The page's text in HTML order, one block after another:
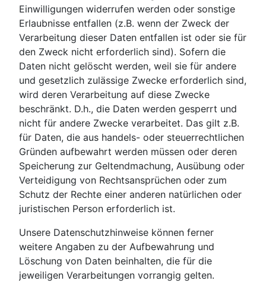
Einwilligungen widerrufen werden oder sonstige
Erlaubnisse entfallen (z.B. wenn der Zweck der
Verarbeitung dieser Daten entfallen ist oder sie für
den Zweck nicht erforderlich sind). Sofern die
Daten nicht gelöscht werden, weil sie für andere
und gesetzlich zulässige Zwecke erforderlich sind,
wird deren Verarbeitung auf diese Zwecke
beschränkt. D.h., die Daten werden gesperrt und
nicht für andere Zwecke verarbeitet. Das gilt z.B.
für Daten, die aus handels- oder steuerrechtlichen
Gründen aufbewahrt werden müssen oder deren
Speicherung zur Geltendmachung, Ausübung oder
Verteidigung von Rechtsansprüchen oder zum
Schutz der Rechte einer anderen natürlichen oder
juristischen Person erforderlich ist.
Unsere Datenschutzhinweise können ferner
weitere Angaben zu der Aufbewahrung und
Löschung von Daten beinhalten, die für die
jeweiligen Verarbeitungen vorrangig gelten.